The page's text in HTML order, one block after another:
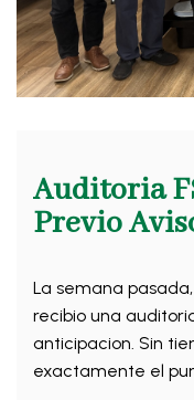
Auditoria
Previo
La semana
recibio una
anticipacion. Sin
exactamente el